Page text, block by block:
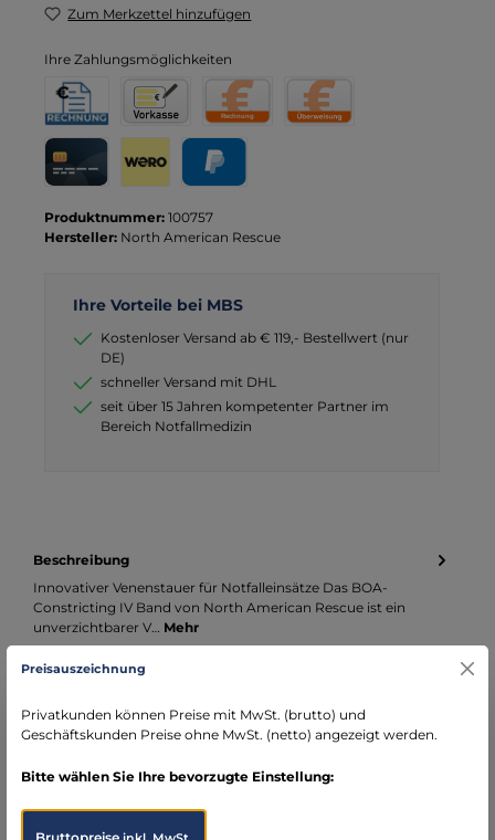
Zum Merkzettel hinzufügen
Ihre Zahlungsmöglichkeiten
Rechnung
Rechnung für Behörden
Vorkasse
Produktnummer: 100757
Hersteller: North American Rescue
Ihre Vorteile bei MBS
Kostenloser Versand ab € 119,- Bestellwert (nur
DE)
schneller Versand mit DHL
seit über 15 Jahren kompetenter Partner im
Bereich Notfallmedizin
Beschreibung
Innovativer Venenstauer für Notfalleinsätze Das BOA-
Constricting IV Band von North American Rescue ist ein
unverzichtbarer V… Mehr
Folgende Infos zum Hersteller sind verfübar... Mehr
Bewertungen
Preisauszeichnung
Privatkunden können Preise mit MwSt. (brutto) und
Geschäftskunden Preise ohne MwSt. (netto) angezeigt werden.
Bitte wählen Sie Ihre bevorzugte Einstellung: